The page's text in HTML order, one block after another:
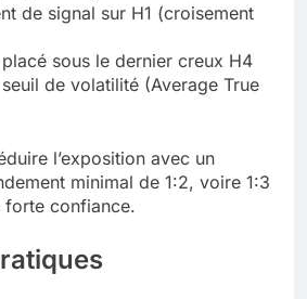
de signal sur H1 (croisement
sous le dernier creux H4
de volatilité (Average True
l’exposition avec un
minimal de 1:2, voire 1:3
forte confiance.